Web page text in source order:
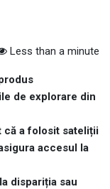
Less than a minute
de explorare din
că a folosit sateliții
accesul la
dispariția sau